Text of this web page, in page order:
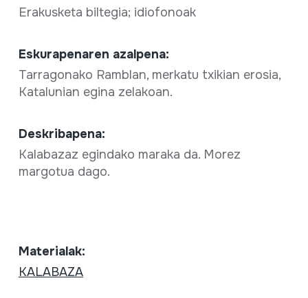
Erakusketa biltegia; idiofonoak
Eskurapenaren azalpena:
Tarragonako Ramblan, merkatu txikian erosia,
Katalunian egina zelakoan.
Deskribapena:
Kalabazaz egindako maraka da. Morez
margotua dago.
Materialak:
KALABAZA